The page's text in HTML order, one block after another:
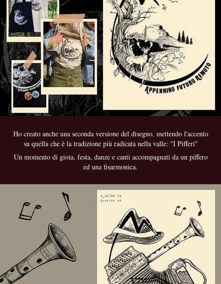
Ho creato anche una seconda versione del disegno, mettendo l'accento
su quella che è la tradizione più radicata nella valle: "I Pifferi"
Un momento di gioia, festa, danze e canti accompagnati da un piffero
ed una fisarmonica.